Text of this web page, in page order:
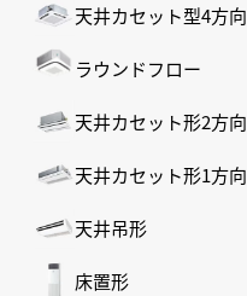
天井カセット型4方向
ラウンドフロー
天井カセット形2方向
天井カセット形1方向
天井吊形
床置形